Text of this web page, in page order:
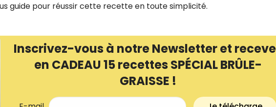
guide pour réussir cette recette en toute simplicité.
Inscrivez-vous à notre Newsletter et
en CADEAU 15 recettes SPÉCIAL BRÛLE-
GRAISSE !